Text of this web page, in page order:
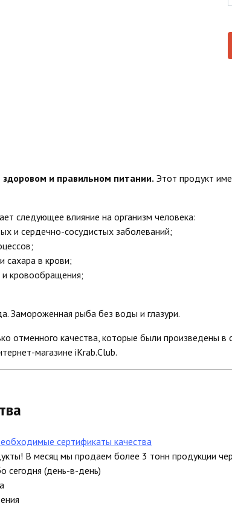
и правильном питании. Этот продукт
следующее влияние на организм человека:
и сердечно-сосудистых заболеваний;
сахара в крови;
кровообращения;
Замороженная рыба без воды и глазури.
отменного качества, которые были произведены в
магазине iKrab.Club.
сертификаты качества
В месяц мы продаем более 3 тонн продукции
сегодня (день-в-день)